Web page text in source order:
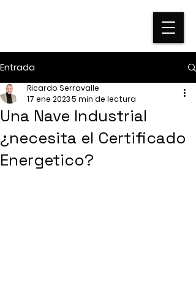
Entrada
Una Nave Industrial
¿necesita el Certificado
Energetico?
Ricardo Serravalle
17 ene 20235 min de lectura